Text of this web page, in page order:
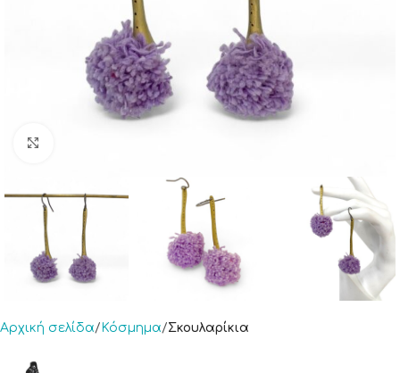
Αρχική σελίδα Κόσμημα Σκουλαρίκια